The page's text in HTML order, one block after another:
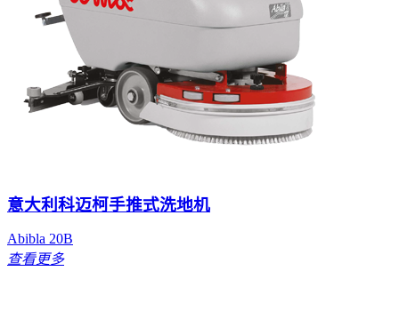
意大利科迈柯手推式洗地机
Abibla 20B
查看更多